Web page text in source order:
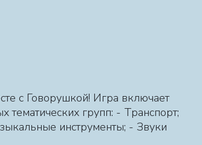
с Говорушкой! Игра включает
тематических групп: - Транспорт;
инструменты; - Звуки